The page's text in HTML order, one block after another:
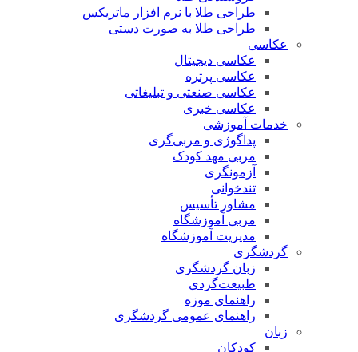
طراحی طلا با نرم افزار ماتریکس
طراحی طلا به صورت دستی
عکاسی
عکاسی دیجیتال
عکاسی پرتره
عکاسی صنعتی و تبلیغاتی
عکاسی خبری
خدمات آموزشی
پداگوژی و مربی‌گری
مربی مهد کودک
آزمونگری
تندخوانی
مشاور تأسیس
مربی آموزشگاه
مدیریت آموزشگاه
گردشگری
زبان گردشگری
طبیعت‌گردی
راهنمای موزه
راهنمای عمومی گردشگری
زبان
کودکان